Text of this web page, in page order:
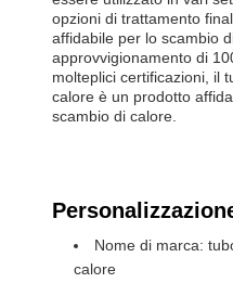
opzioni di trattamento
affidabile per lo scambio
approvvigionamento di
molteplici certificazioni, il
calore è un prodotto
scambio di calore.
Nome di marca:
calore